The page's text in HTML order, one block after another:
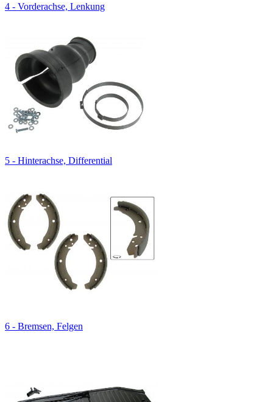
4 - Vorderachse, Lenkung
5 - Hinterachse, Differential
6 - Bremsen, Felgen